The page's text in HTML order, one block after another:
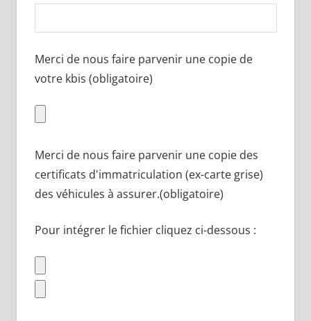
Merci de nous faire parvenir une copie de
votre kbis (obligatoire)
Merci de nous faire parvenir une copie des
certificats d'immatriculation (ex-carte grise)
des véhicules à assurer.(obligatoire)
Pour intégrer le fichier cliquez ci-dessous :